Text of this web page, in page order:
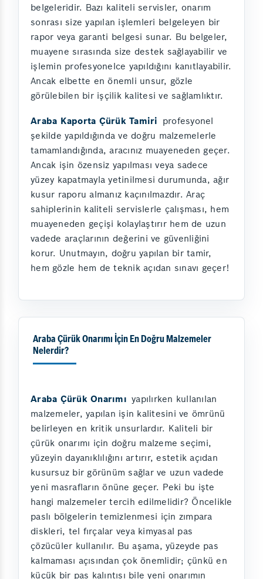
belgeleridir. Bazı kaliteli servisler, onarım
sonrası size yapılan işlemleri belgeleyen bir
rapor veya garanti belgesi sunar. Bu belgeler,
muayene sırasında size destek sağlayabilir ve
işlemin profesyonelce yapıldığını kanıtlayabilir.
Ancak elbette en önemli unsur, gözle
görülebilen bir işçilik kalitesi ve sağlamlıktır.
Araba Kaporta Çürük Tamiri profesyonel
şekilde yapıldığında ve doğru malzemelerle
tamamlandığında, aracınız muayeneden geçer.
Ancak işin özensiz yapılması veya sadece
yüzey kapatmayla yetinilmesi durumunda, ağır
kusur raporu almanız kaçınılmazdır. Araç
sahiplerinin kaliteli servislerle çalışması, hem
muayeneden geçişi kolaylaştırır hem de uzun
vadede araçlarının değerini ve güvenliğini
korur. Unutmayın, doğru yapılan bir tamir,
hem gözle hem de teknik açıdan sınavı geçer!
Araba Çürük Onarımı İçin En Doğru Malzemeler
Nelerdir?
Araba Çürük Onarımı yapılırken kullanılan
malzemeler, yapılan işin kalitesini ve ömrünü
belirleyen en kritik unsurlardır. Kaliteli bir
çürük onarımı için doğru malzeme seçimi,
yüzeyin dayanıklılığını artırır, estetik açıdan
kusursuz bir görünüm sağlar ve uzun vadede
yeni masrafların önüne geçer. Peki bu işte
hangi malzemeler tercih edilmelidir? Öncelikle
paslı bölgelerin temizlenmesi için zımpara
diskleri, tel fırçalar veya kimyasal pas
çözücüler kullanılır. Bu aşama, yüzeyde pas
kalmaması açısından çok önemlidir; çünkü en
küçük bir pas kalıntısı bile yeni onarımın